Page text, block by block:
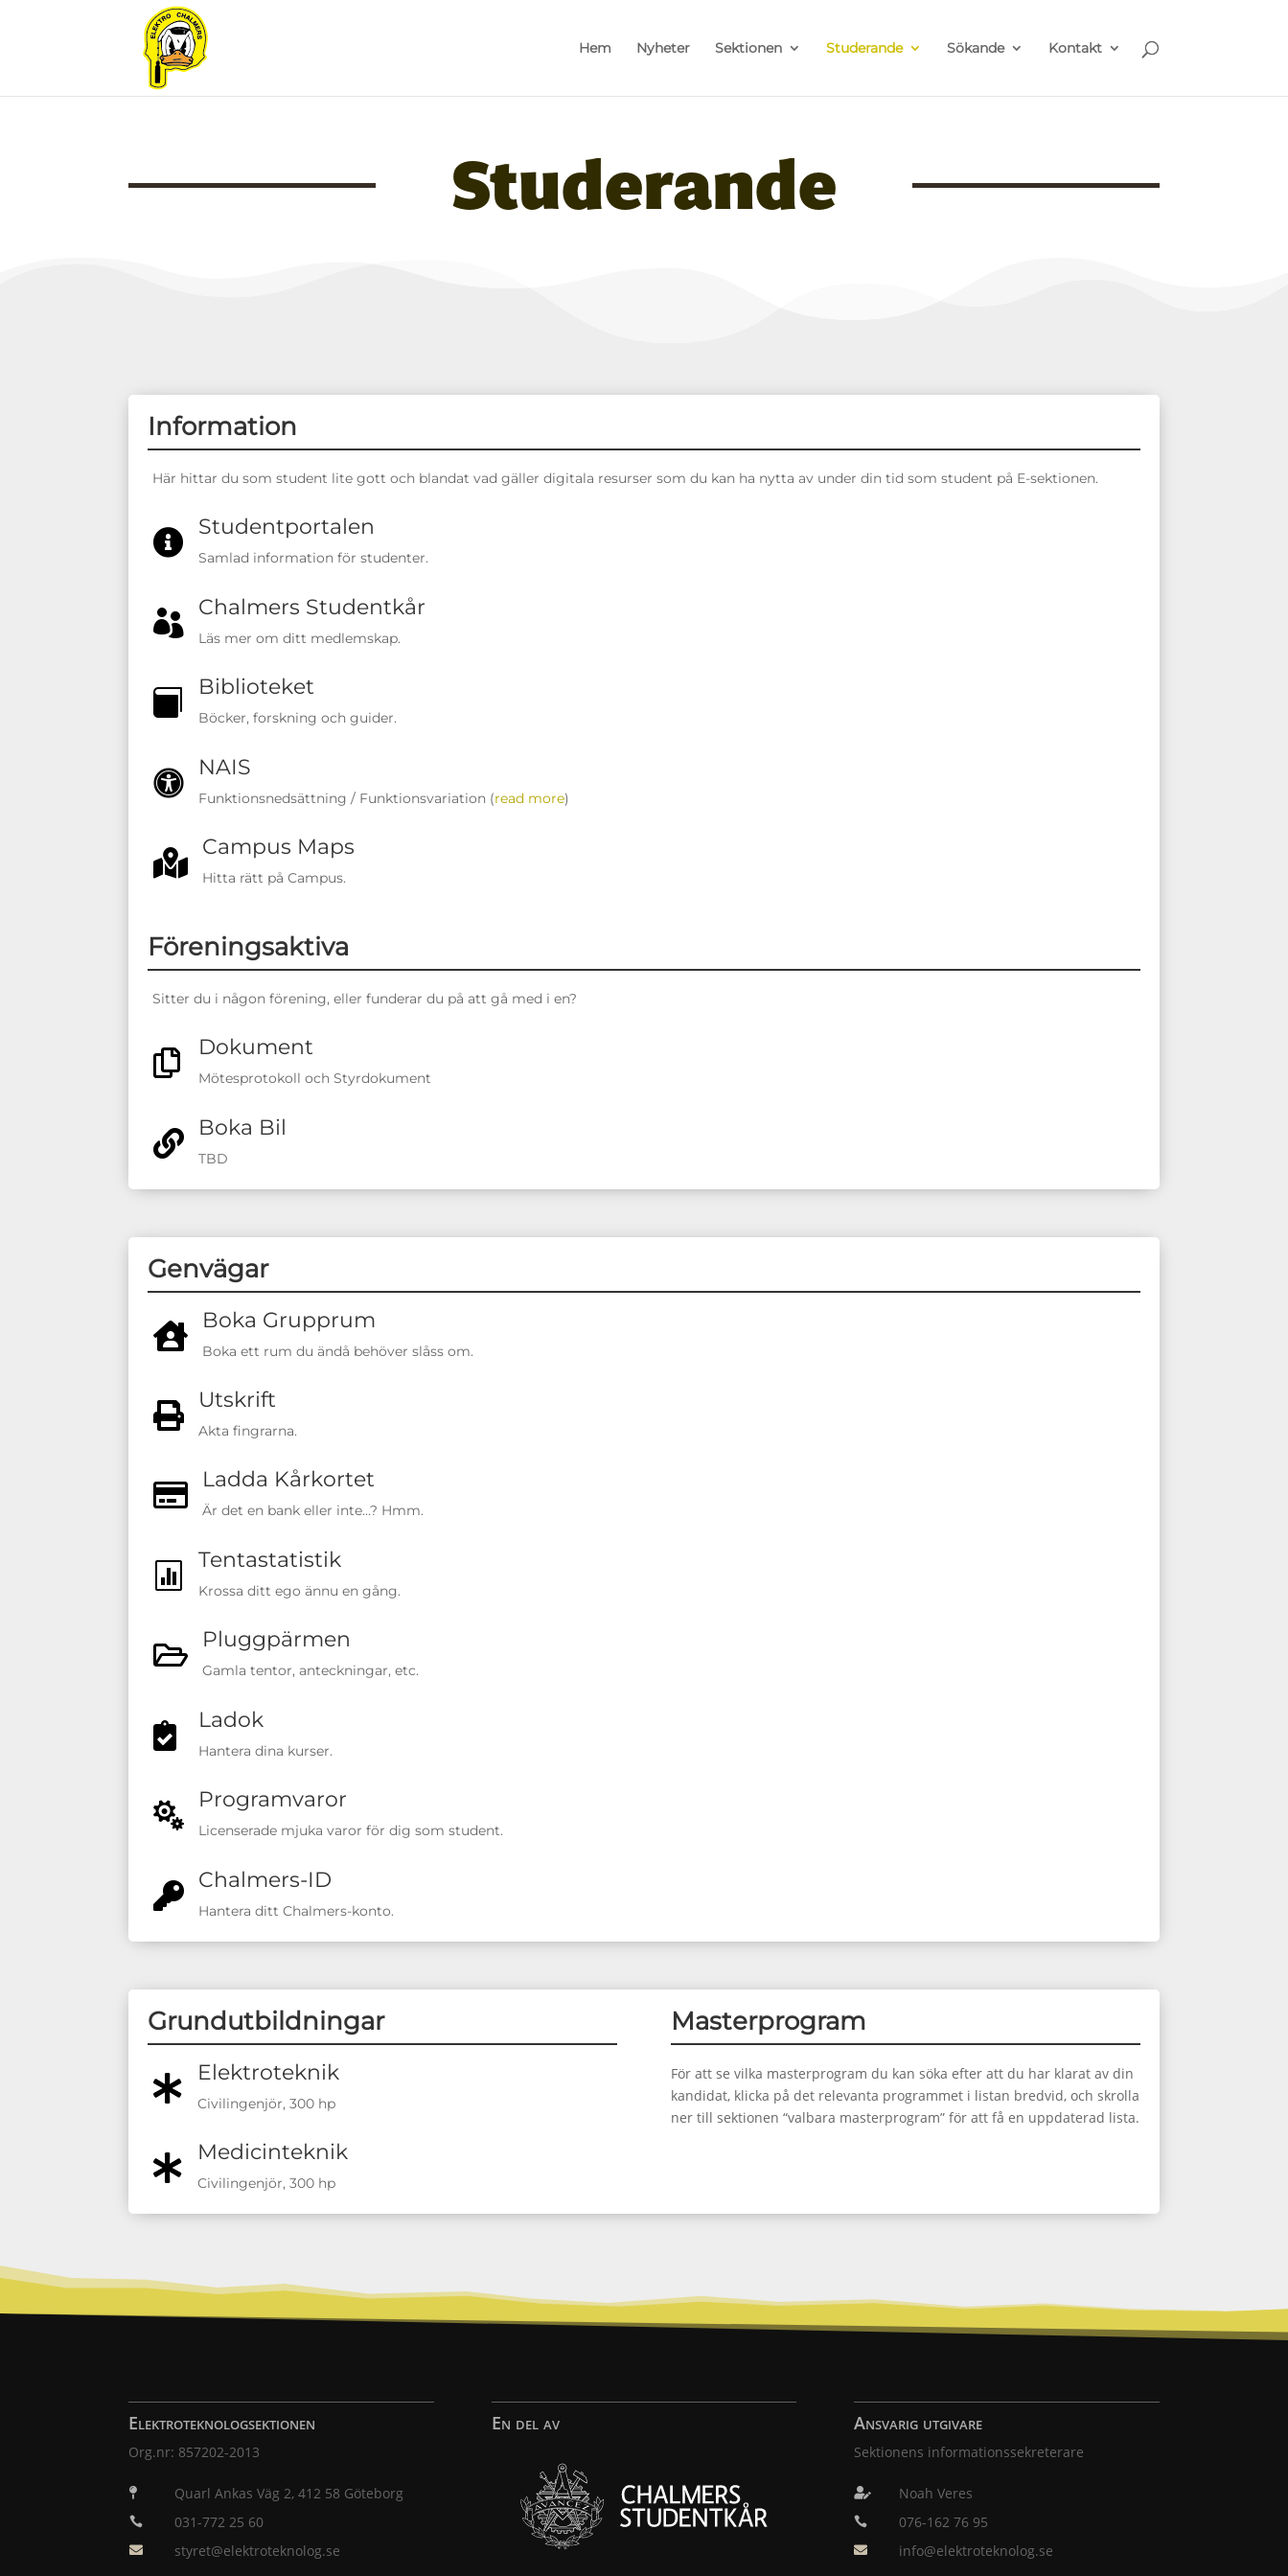
Hem Nyheter Sektionen Studerande Sökande Kontakt
Studerande
Information
Här hittar du som student lite gott och blandat vad gäller digitala resurser som du kan ha nytta av under din tid som student på E-sektionen.

Studentportalen
Samlad information för studenter.

Chalmers Studentkår
Läs mer om ditt medlemskap.

Biblioteket
Böcker, forskning och guider.

NAIS
Funktionsnedsättning / Funktionsvariation (read more)

Campus Maps
Hitta rätt på Campus.
Föreningsaktiva
Sitter du i någon förening, eller funderar du på att gå med i en?

Dokument
Mötesprotokoll och Styrdokument

Boka Bil
TBD
Genvägar

Boka Grupprum
Boka ett rum du ändå behöver slåss om.

Utskrift
Akta fingrarna.

Ladda Kårkortet
Är det en bank eller inte…? Hmm.

Tentastatistik
Krossa ditt ego ännu en gång.

Pluggpärmen
Gamla tentor, anteckningar, etc.

Ladok
Hantera dina kurser.

Programvaror
Licenserade mjuka varor för dig som student.

Chalmers-ID
Hantera ditt Chalmers-konto.
Grundutbildningar

Elektroteknik
Civilingenjör, 300 hp

Medicinteknik
Civilingenjör, 300 hp
Masterprogram
För att se vilka masterprogram du kan söka efter att du har klarat av din
kandidat, klicka på det relevanta programmet i listan bredvid, och skrolla
ner till sektionen “valbara masterprogram” för att få en uppdaterad lista.
Elektroteknologsektionen
Org.nr: 857202-2013
 Quarl Ankas Väg 2, 412 58 Göteborg
 031-772 25 60
 styret@elektroteknolog.se
En del av Ansvarig utgivare
Sektionens informationssekreterare
 Noah Veres
 076-162 76 95
 info@elektroteknolog.se